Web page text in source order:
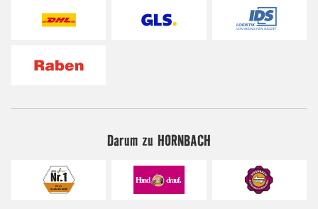
Darum zu HORNBACH